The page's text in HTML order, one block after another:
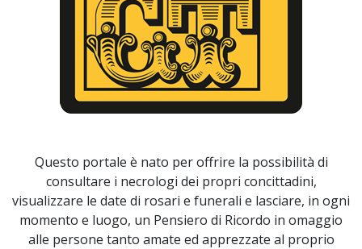
Questo portale è nato per offrire la possibilità di
consultare i necrologi dei propri concittadini,
visualizzare le date di rosari e funerali e lasciare, in ogni
momento e luogo, un Pensiero di Ricordo in omaggio
alle persone tanto amate ed apprezzate al proprio